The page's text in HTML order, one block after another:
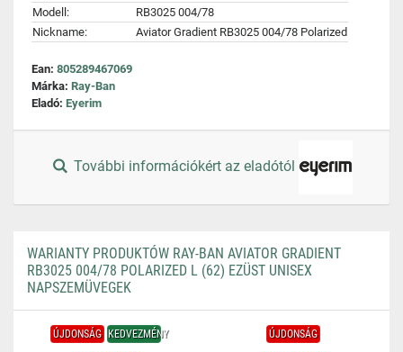
Modell:
RB3025 004/78
Nickname:
Aviator Gradient RB3025 004/78 Polarized
Ean: 805289467069
Márka: Ray-Ban
Eladó: Eyerim
További információkért az eladótól
WARIANTY PRODUKTÓW RAY-BAN AVIATOR GRADIENT
RB3025 004/78 POLARIZED L (62) EZÜST UNISEX
NAPSZEMÜVEGEK
ÚJDONSÁG KEDVEZMÉNY ÚJDONSÁG